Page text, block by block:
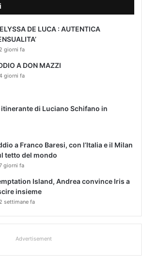
DE LUCA : AUTENTICA
2 giorni fa
A DON MAZZI
giorni fa
itinerante di Luciano Schifano in
a Franco Baresi, con l’Italia e il Milan
tetto del mondo
giorni fa
Island, Andrea convince Iris a
insieme
2 settimane fa
Advertisement